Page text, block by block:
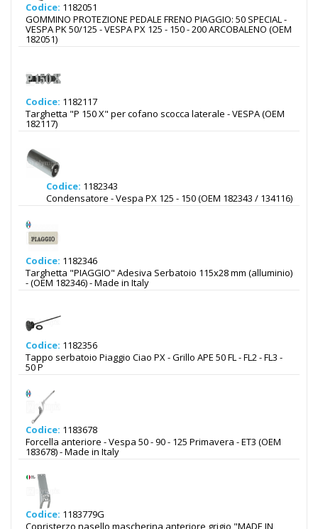
Codice: 1182051
GOMMINO PROTEZIONE PEDALE FRENO PIAGGIO: 50 SPECIAL -
VESPA PK 50/125 - VESPA PX 125 - 150 - 200 ARCOBALENO (OEM
182051)
Codice: 1182117
Targhetta "P 150 X" per cofano scocca laterale - VESPA (OEM
182117)
Codice: 1182343
Condensatore - Vespa PX 125 - 150 (OEM 182343 / 134116)
Codice: 1182346
Targhetta "PIAGGIO" Adesiva Serbatoio 115x28 mm (alluminio)
- (OEM 182346) - Made in Italy
Codice: 1182356
Tappo serbatoio Piaggio Ciao PX - Grillo APE 50 FL - FL2 - FL3 -
50 P
Codice: 1183678
Forcella anteriore - Vespa 50 - 90 - 125 Primavera - ET3 (OEM
183678) - Made in Italy
Codice: 1183779G
Copristerzo nasello mascherina anteriore grigio "MADE IN